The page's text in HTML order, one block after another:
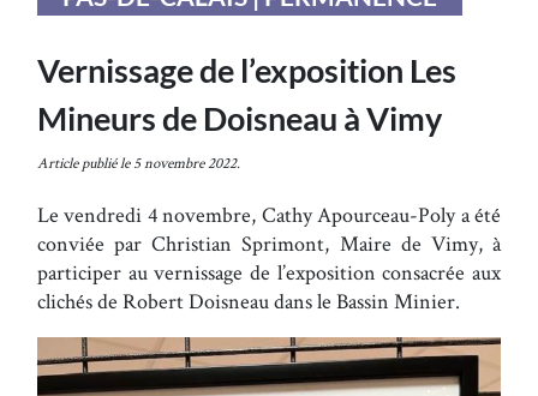
Vernissage de l’exposition Les
Mineurs de Doisneau à Vimy
Article publié le 5 novembre 2022.
Le vendredi 4 novembre, Cathy Apourceau-Poly a été
conviée par Christian Sprimont, Maire de Vimy, à
participer au vernissage de l’exposition consacrée aux
clichés de Robert Doisneau dans le Bassin Minier.